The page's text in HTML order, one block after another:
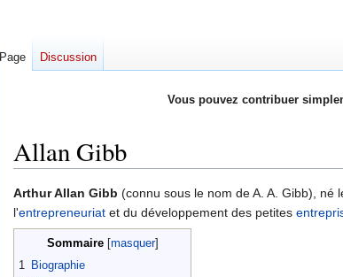
Vous pouvez contribuer
Allan Gibb
Aller
à
la
navigation
Aller
à
la
recherche
Arthur Allan Gibb (connu sous le nom de A. A. Gibb), né
l'entrepreneuriat et du développement des petites
Sommaire
1 Biographie
Page Discussion